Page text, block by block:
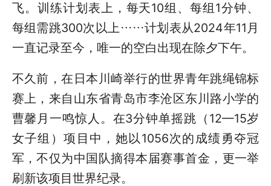
飞。训练计划表上，每天10组、每组1分钟、
每组需跳300次以上……计划表从2024年11月
一直记录至今，唯一的空白出现在除夕下午。
不久前，在日本川崎举行的世界青年跳绳锦标
赛上，来自山东省青岛市李沧区东川路小学的
曹馨月一鸣惊人。在3分钟单摇跳（12—15岁
女子组）项目中，她以1056次的成绩勇夺冠
军，不仅为中国队摘得本届赛事首金，更一举
刷新该项目世界纪录。